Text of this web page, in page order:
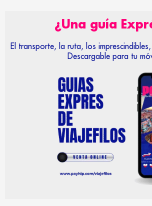
¿Una guía
El transporte, la ruta, los
Descargable para tu